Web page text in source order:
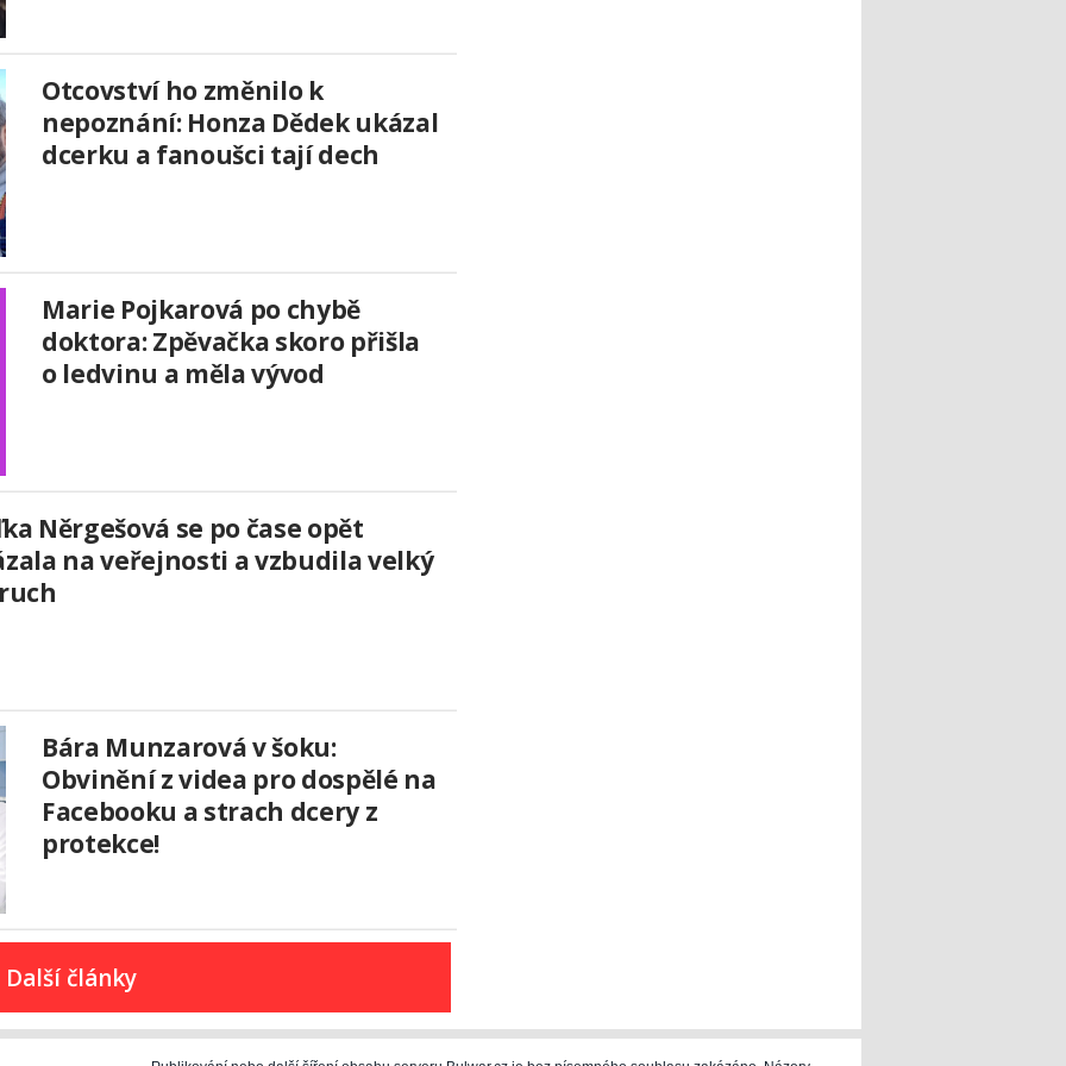
Otcovství ho změnilo k
nepoznání: Honza Dědek ukázal
dcerku a fanoušci tají dech
Marie Pojkarová po chybě
doktora: Zpěvačka skoro přišla
o ledvinu a měla vývod
Něrgešová se po čase opět
na veřejnosti a vzbudila velký
Bára Munzarová v šoku:
Obvinění z videa pro dospělé na
Facebooku a strach dcery z
protekce!
Další články